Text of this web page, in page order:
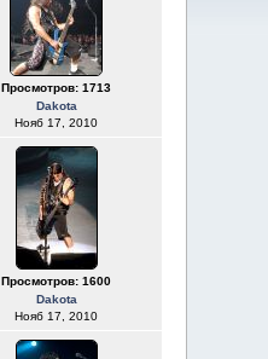
Просмотров: 1713
Dakota
Нояб 17, 2010
Просмотров: 1600
Dakota
Нояб 17, 2010